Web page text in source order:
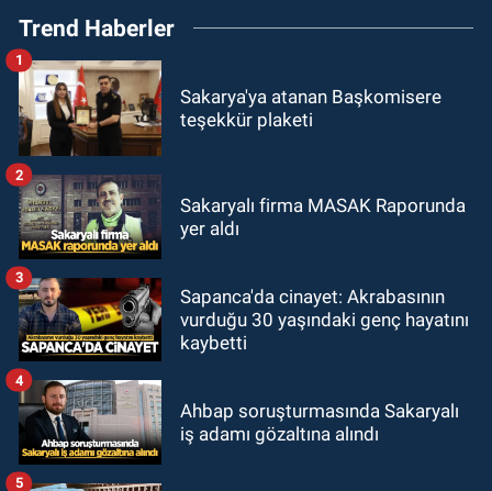
Trend Haberler
Sakarya'ya atanan Başkomisere
teşekkür plaketi
1
Sakaryalı firma MASAK Raporunda
yer aldı
2
Sapanca'da cinayet: Akrabasının
vurduğu 30 yaşındaki genç hayatını
kaybetti
3
Ahbap soruşturmasında Sakaryalı
iş adamı gözaltına alındı
4
5